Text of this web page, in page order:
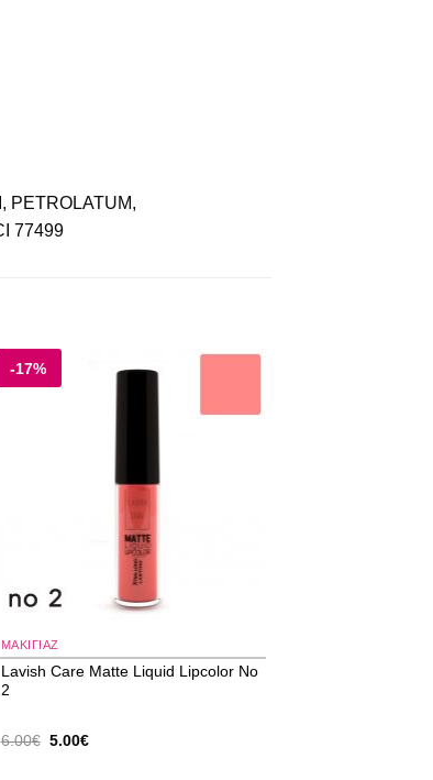
PETROLATUM,
77499
-17%
ΜΑΚΙΓΙΑΖ
Lavish Care Matte Liquid Lipcolor No
2
6.00€ Original
5.00€Η